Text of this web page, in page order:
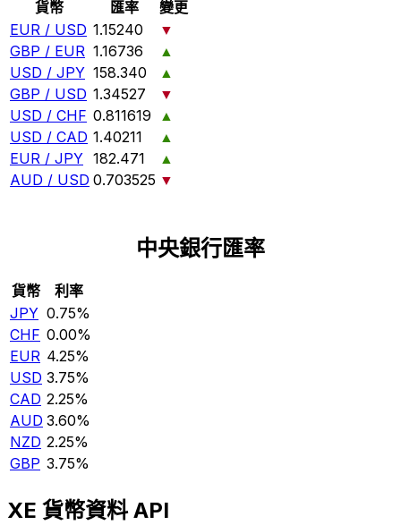
貨幣 匯率
變更
EUR / USD 1.15240
▼
GBP / EUR 1.16736
▲
USD / JPY 158.340
▲
GBP / USD 1.34527
▼
USD / CHF 0.811619
▲
USD / CAD 1.40211
▲
EUR / JPY 182.471
▲
AUD / USD 0.703525 ▼
中央銀行匯率
貨幣
利率
JPY 0.75%
CHF 0.00%
EUR 4.25%
USD 3.75%
CAD 2.25%
AUD 3.60%
NZD 2.25%
GBP 3.75%
XE 貨幣資料 API